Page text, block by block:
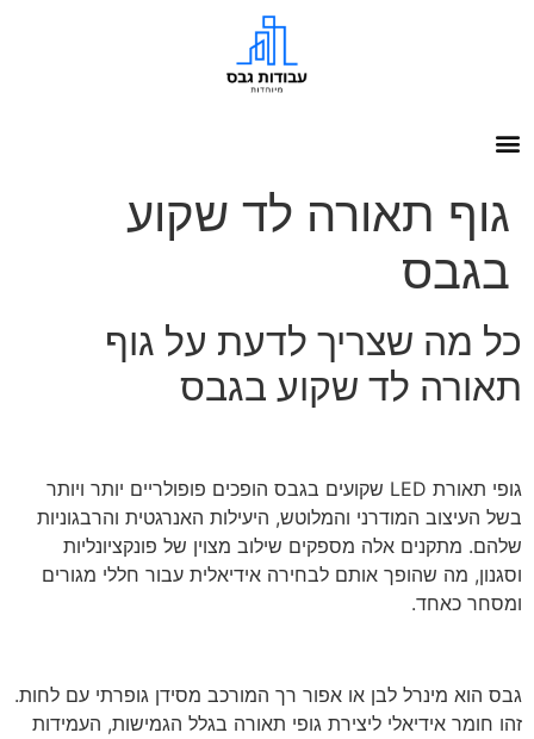
גוף תאורה לד שקוע
בגבס
כל מה שצריך לדעת על גוף
תאורה לד שקוע בגבס
גופי תאורת LED שקועים בגבס הופכים פופולריים יותר ויותר
בשל העיצוב המודרני והמלוטש, היעילות האנרגטית והרבגוניות
שלהם. מתקנים אלה מספקים שילוב מצוין של פונקציונליות
וסגנון, מה שהופך אותם לבחירה אידיאלית עבור חללי מגורים
ומסחר כאחד.
גבס הוא מינרל לבן או אפור רך המורכב מסידן גופרתי עם לחות.
זהו חומר אידיאלי ליצירת גופי תאורה בגלל הגמישות, העמידות